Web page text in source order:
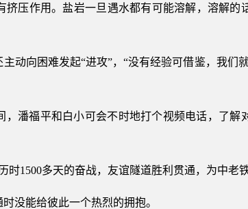
压作用。盐岩一旦遇水都有可能溶解，溶解的
动向困难发起“进攻”，“没有经验可借鉴，我们
潘福平和白小可会不时地打个视频电话，了解
时1500多天的奋战，友谊隧道胜利贯通，为中老
没能给彼此一个热烈的拥抱。